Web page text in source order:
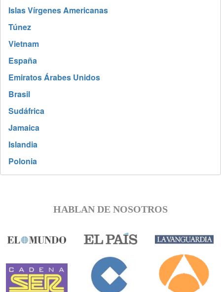
Islas Vírgenes Americanas
Túnez
Vietnam
España
Emiratos Árabes Unidos
Brasil
Sudáfrica
Jamaica
Islandia
Polonia
HABLAN DE NOSOTROS